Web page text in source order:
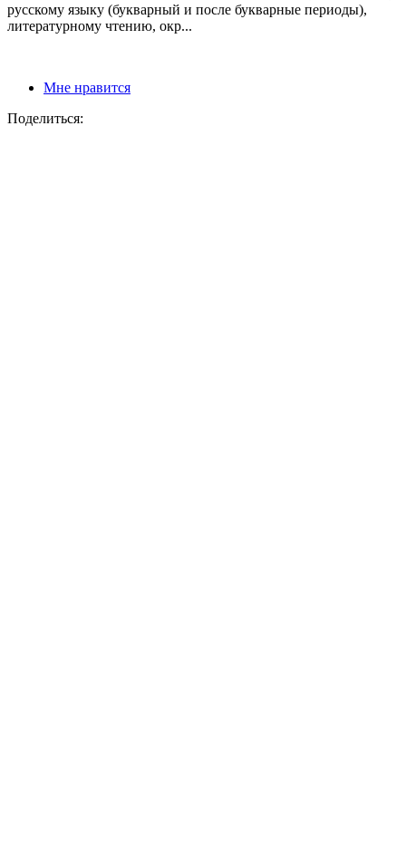
русскому языку (букварный и после букварные периоды),
литературному чтению, окр...
Мне нравится
Поделиться: